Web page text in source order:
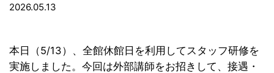
2026.05.13
本日（5/13）、全館休館日を利用してスタッフ研修を
実施しました。今回は外部講師をお招きして、接遇・